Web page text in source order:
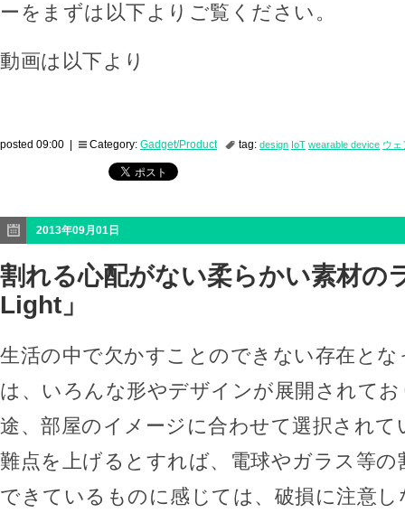
ーをまずは以下よりご覧ください。
動画は以下より
posted 09:00 | Category: Gadget/Product tag: design IoT wearable device ウェ
2013年09月01日
割れる心配がない柔らかい素材の
Light」
生活の中で欠かすことのできない存在と
は、いろんな形やデザインが展開されて
途、部屋のイメージに合わせて選択され
難点を上げるとすれば、電球やガラス等
できているものに感じては、破損に注意